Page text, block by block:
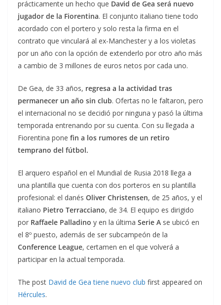
prácticamente un hecho que David de Gea será nuevo
jugador de la Fiorentina. El conjunto italiano tiene todo
acordado con el portero y solo resta la firma en el
contrato que vinculará al ex-Manchester y a los violetas
por un año con la opción de extenderlo por otro año más
a cambio de 3 millones de euros netos por cada uno.
De Gea, de 33 años, regresa a la actividad tras
permanecer un año sin club. Ofertas no le faltaron, pero
el internacional no se decidió por ninguna y pasó la última
temporada entrenando por su cuenta. Con su llegada a
Fiorentina pone fin a los rumores de un retiro
temprano del fútbol.
El arquero español en el Mundial de Rusia 2018 llega a
una plantilla que cuenta con dos porteros en su plantilla
profesional: el danés Oliver Christensen, de 25 años, y el
italiano Pietro Terracciano, de 34. El equipo es dirigido
por Raffaele Palladino y en la última Serie A se ubicó en
el 8º puesto, además de ser subcampeón de la
Conference League, certamen en el que volverá a
participar en la actual temporada.
The post David de Gea tiene nuevo club first appeared on
Hércules.